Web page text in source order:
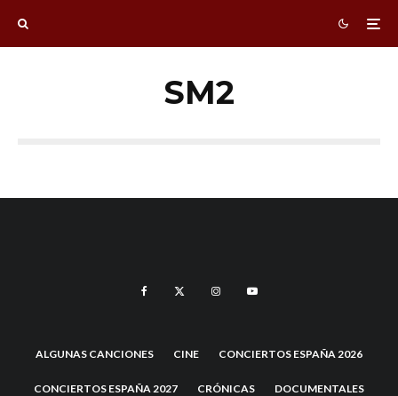
SM2
ALGUNAS CANCIONES CINE CONCIERTOS ESPAÑA 2026
CONCIERTOS ESPAÑA 2027 CRÓNICAS DOCUMENTALES